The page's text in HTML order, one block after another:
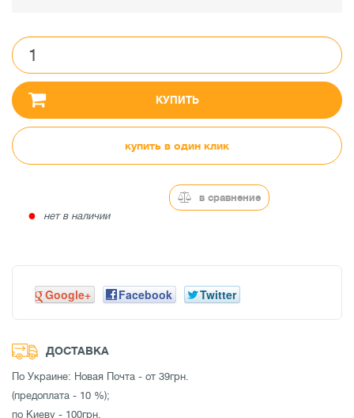
КУПИТЬ
купить в один клик
● нет в наличии
в сравнение
Google+ Facebook Twitter
ДОСТАВКА
По Украине: Новая Почта - от 39грн.
(предоплата - 10 %);
по Киеву - 100грн.